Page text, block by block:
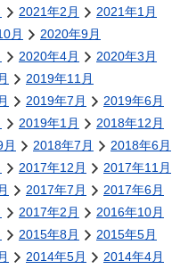
2021年2月
2021年1月
月
2020年9月
2020年4月
2020年3月
2019年11月
2019年7月
2019年6月
2019年1月
2018年12月
2018年7月
2018年6月
2017年12月
2017年11月
2017年7月
2017年6月
2017年2月
2016年10月
2015年8月
2015年5月
2014年5月
2014年4月